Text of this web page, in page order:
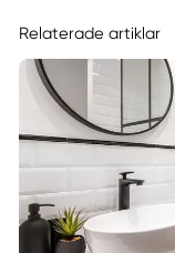
Relaterade artiklar